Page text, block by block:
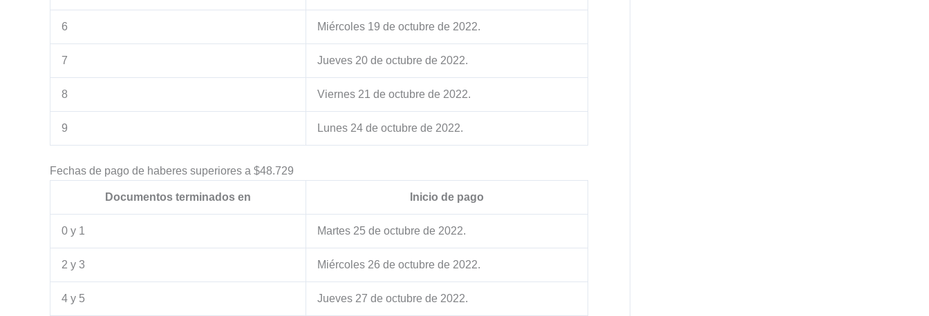
6 Miércoles 19 de octubre de 2022.
7 Jueves 20 de octubre de 2022.
8 Viernes 21 de octubre de 2022.
9 Lunes 24 de octubre de 2022.
Fechas de pago de haberes superiores a $48.729
Documentos terminados en Inicio de pago
0 y 1 Martes 25 de octubre de 2022.
2 y 3 Miércoles 26 de octubre de 2022.
4 y 5 Jueves 27 de octubre de 2022.